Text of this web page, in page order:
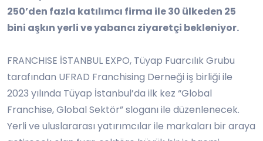
250’den fazla katılımcı firma ile 30 ülkeden 25
bini aşkın yerli ve yabancı ziyaretçi bekleniyor.
FRANCHISE İSTANBUL EXPO, Tüyap Fuarcılık Grubu
tarafından UFRAD Franchising Derneği iş birliği ile
2023 yılında Tüyap İstanbul’da ilk kez “Global
Franchise, Global Sektör” sloganı ile düzenlenecek.
Yerli ve uluslararası yatırımcılar ile markaları bir araya